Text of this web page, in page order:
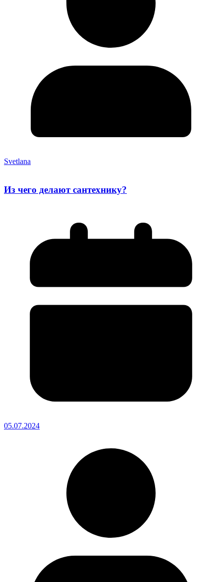
Svetlana
Из чего делают сантехнику?
05.07.2024